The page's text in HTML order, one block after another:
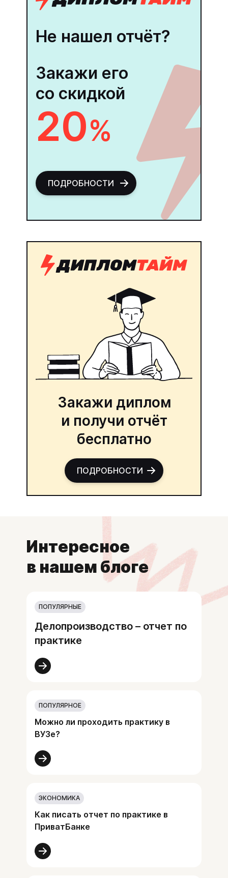
Не нашел отчёт?
Закажи его
со скидкой
20%
ПОДРОБНОСТИ
Закажи диплом
и получи отчёт
бесплатно
ПОДРОБНОСТИ
Интересное
в нашем блоге
ПОПУЛЯРНЫЕ
Делопроизводство – отчет по
практике
ПОПУЛЯРНОЕ
Можно ли проходить практику в
ВУЗе?
ЭКОНОМИКА
Как писать отчет по практике в
ПриватБанке